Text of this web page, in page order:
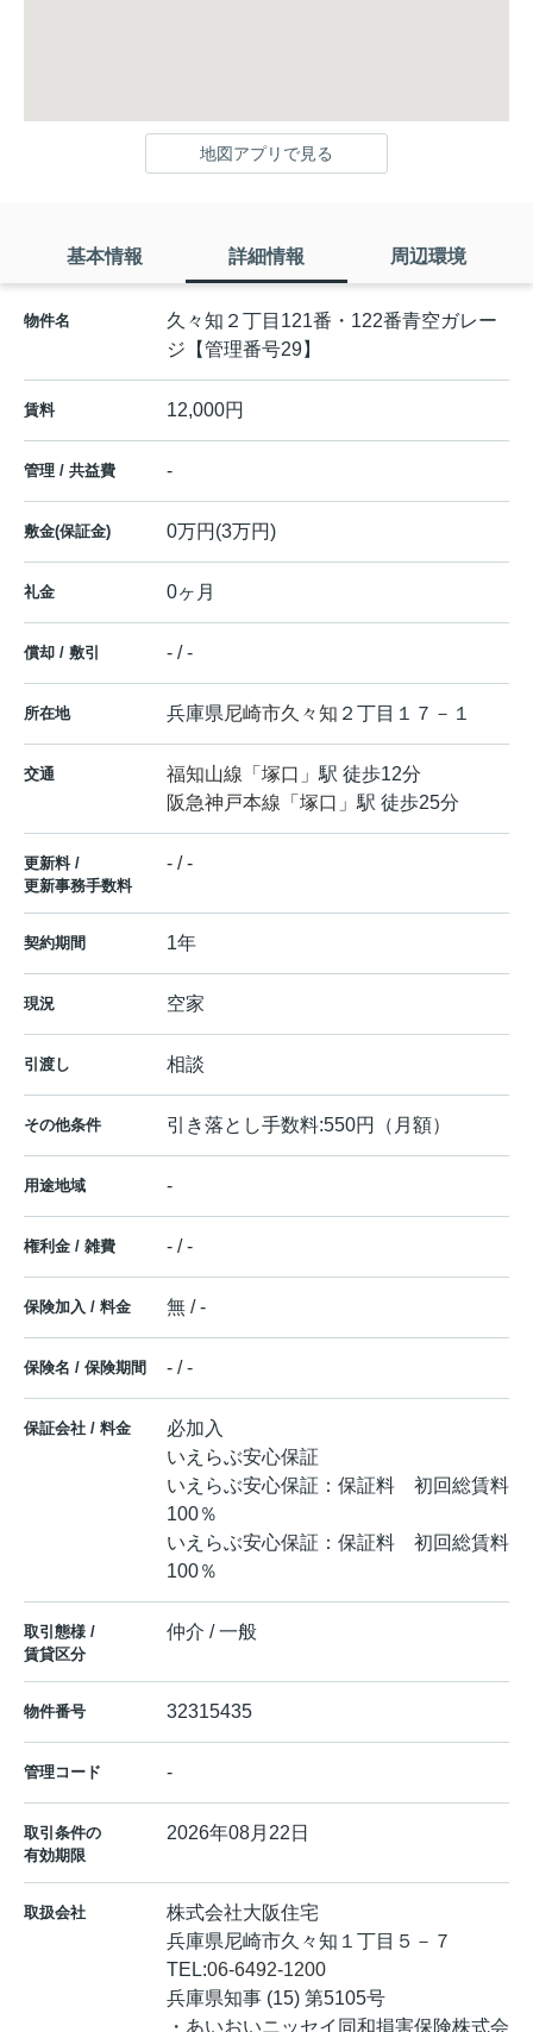
地図アプリで見る
基本情報 詳細情報 周辺環境
物件名
久々知２丁目121番・122番青空ガレー
ジ【管理番号29】
賃料 12,000円
管理 / 共益費 -
敷金(保証金) 0万円(3万円)
礼金 0ヶ月
償却 / 敷引 - / -
所在地 兵庫県尼崎市久々知 ２丁目１７－１
交通 福知山線 「 塚口 」駅 徒歩12分
阪急神戸本線 「 塚口 」駅 徒歩25分
更新料 /
更新事務手数料
- / -
契約期間 1年
現況 空家
引渡し 相談
その他条件 引き落とし手数料:550円（月額）
用途地域 -
権利金 / 雑費 - / -
保険加入 / 料金 無 / -
保険名 / 保険期間 - / -
保証会社 / 料金
必加入
いえらぶ安心保証
いえらぶ安心保証：保証料 初回総賃料
100％
いえらぶ安心保証：保証料 初回総賃料
100％
取引態様 /
賃貸区分
仲介 / 一般
物件番号 32315435
管理コード -
取引条件の
有効期限
2026年08月22日
取扱会社
株式会社大阪住宅
兵庫県尼崎市久々知１丁目５－７
TEL:06-6492-1200
兵庫県知事 (15) 第5105号
・あいおいニッセイ同和損害保険株式会